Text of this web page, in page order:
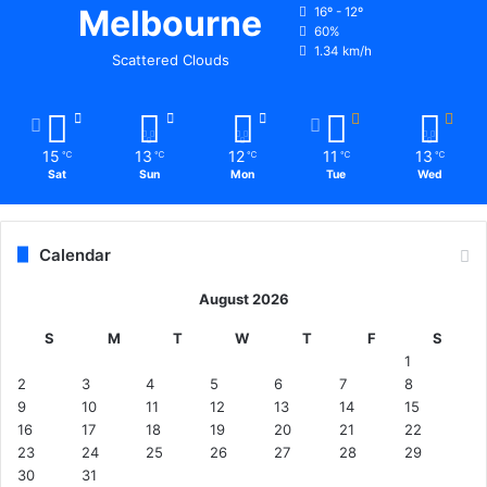
मु
घो
ष
णा
ने
हा
Melbourne
Scattered Clouds
16º - 12º
60%
1.34 km/h
15 ℃
Sat
13 ℃
Sun
12 ℃
Mon
11 ℃
Tue
13 ℃
Wed
Calendar
August 2026
S M T W T F
S
1
2
3 4 5 6 7
8
9
10 11 12 13 14
15
16
17 18 19 20 21
22
23
24 25 26 27 28
29
30
31